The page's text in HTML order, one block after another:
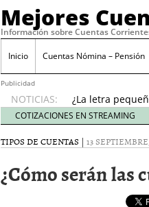
Mejores
Información sobre Cuentas
Inicio Cuentas Nómina – Pensión
Publicidad
NOTICIAS:
¿La letra
Checklist para
21, 2026
Cuenta
menores de 35
Banco Sabadell
desde febrero
COTIZACIONES EN STREAMING
TIPOS DE CUENTAS | 13
¿Cómo serán las